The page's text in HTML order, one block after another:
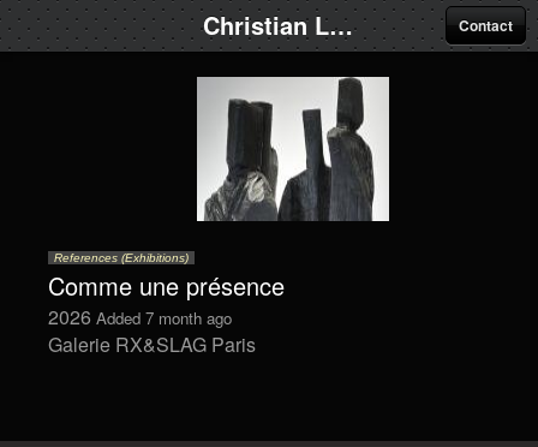
Christian Lapie Contact
References (Exhibitions)
Comme une présence
2026 Added 7 month ago
Galerie RX&SLAG Paris